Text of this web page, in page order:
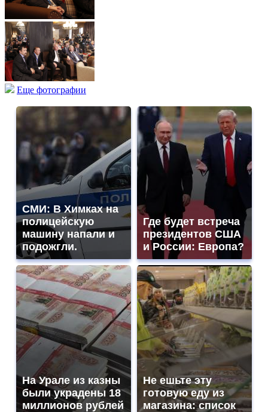
Еще фотографии
СМИ: В Химках на
полицейскую
машину напали и
подожгли.
Где будет встреча
президентов США
и России: Европа?
На Урале из казны
были украдены 18
миллионов рублей
Не ешьте эту
готовую еду из
магазина: список